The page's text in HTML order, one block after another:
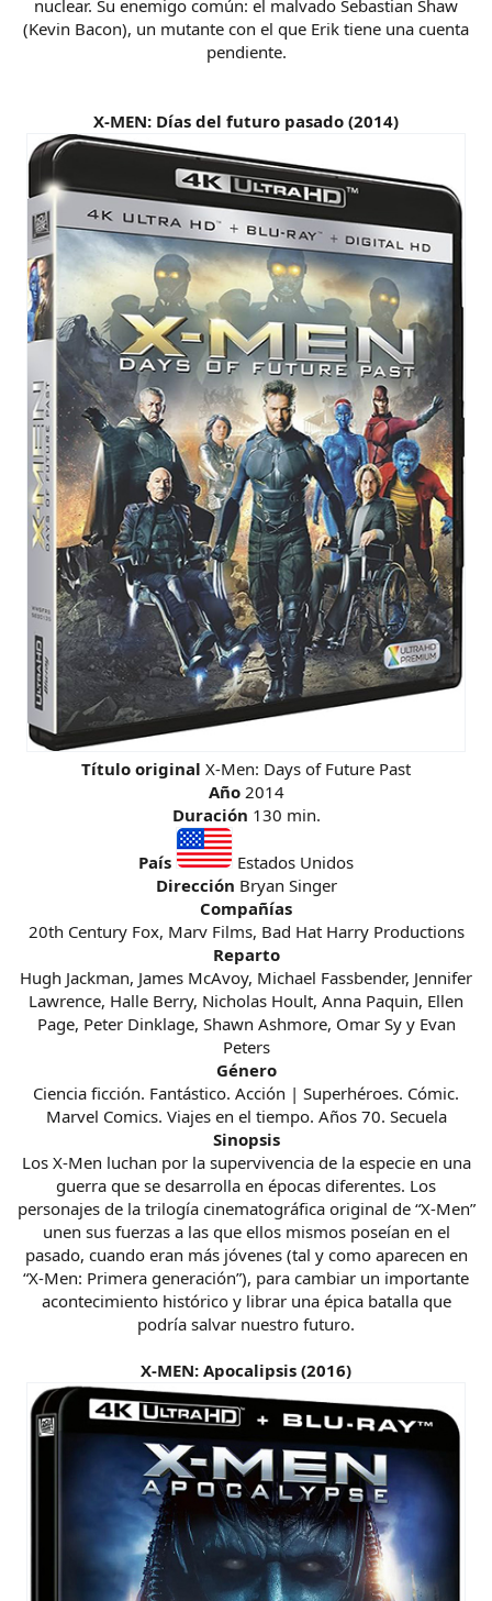
nuclear. Su enemigo común: el malvado Sebastian Shaw
(Kevin Bacon), un mutante con el que Erik tiene una cuenta
pendiente.
X-MEN: Días del futuro pasado (2014)
Título original X-Men: Days of Future Past
Año2014
Duración 130 min.
País
Estados Unidos
Dirección Bryan Singer
Compañías
20th Century Fox, Marv Films, Bad Hat Harry Productions
Reparto
Hugh Jackman, James McAvoy, Michael Fassbender, Jennifer
Lawrence, Halle Berry, Nicholas Hoult, Anna Paquin, Ellen
Page, Peter Dinklage, Shawn Ashmore, Omar Sy y Evan
Peters
Género
Ciencia ficción. Fantástico. Acción | Superhéroes. Cómic.
Marvel Comics. Viajes en el tiempo. Años 70. Secuela
Sinopsis
Los X-Men luchan por la supervivencia de la especie en una
guerra que se desarrolla en épocas diferentes. Los
personajes de la trilogía cinematográfica original de “X-Men”
unen sus fuerzas a las que ellos mismos poseían en el
pasado, cuando eran más jóvenes (tal y como aparecen en
“X-Men: Primera generación”), para cambiar un importante
acontecimiento histórico y librar una épica batalla que
podría salvar nuestro futuro.
X-MEN: Apocalipsis (2016)